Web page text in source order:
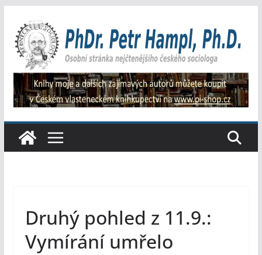
obsah
Druhý pohled z 11.9.:
Vymírání umřelo